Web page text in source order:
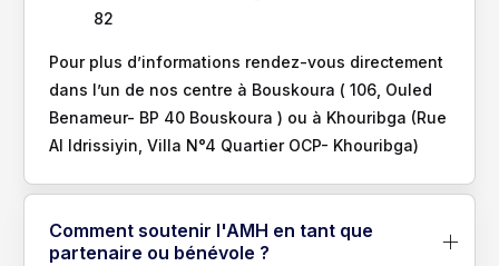
82
Pour plus d’informations rendez-vous directement
dans l’un de nos centre à Bouskoura ( 106, Ouled
Benameur- BP 40 Bouskoura ) ou à Khouribga (Rue
Al Idrissiyin, Villa N°4 Quartier OCP- Khouribga)
Comment soutenir l'AMH en tant que
partenaire ou bénévole ?